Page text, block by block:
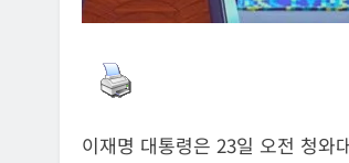
이재명 대통령은 23일 오전 청와